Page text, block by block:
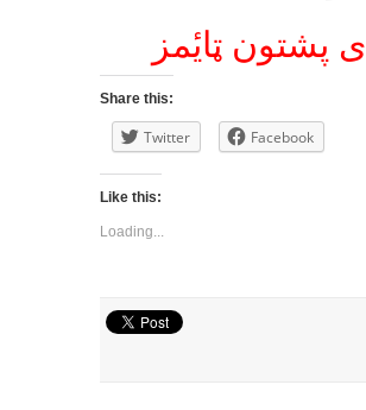
پشتون ټایٔمز
Share this:
Twitter Facebook
Like this:
Loading...